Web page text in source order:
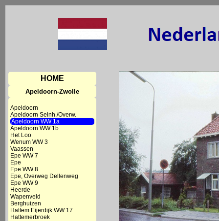
HOME
Apeldoorn-Zwolle
Apeldoorn
Apeldoorn Seinh./Overw.
Apeldoorn WW 1a
Apeldoorn WW 1b
Het Loo
Wenum WW 3
Vaassen
Epe WW 7
Epe
Epe WW 8
Epe, Overweg Dellenweg
Epe WW 9
Heerde
Wapenveld
Berghuizen
Hattem Eijerdijk WW 17
Hattemerbroek